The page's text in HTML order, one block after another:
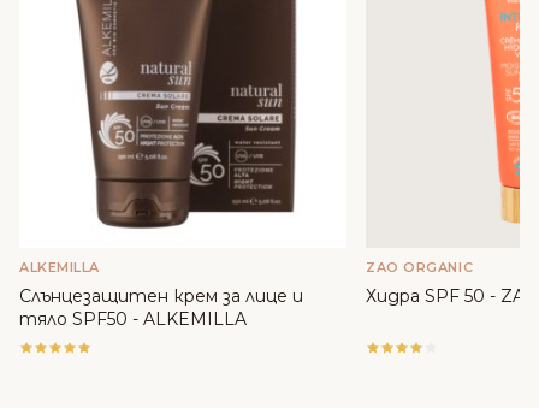
ALKEMILLA
Слънцезащитен крем за лице и
тяло SPF50 - ALKEMILLA
ZAO ORGANIC
Хидра SPF 50 -